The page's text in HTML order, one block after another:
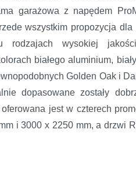
garażowa z napędem
wszystkim propozycja dla
rodzajach wysokiej
białego aluminium,
Golden Oak i
dopasowane zostały
jest w czterech
i 3000 x 2250 mm, a drzwi